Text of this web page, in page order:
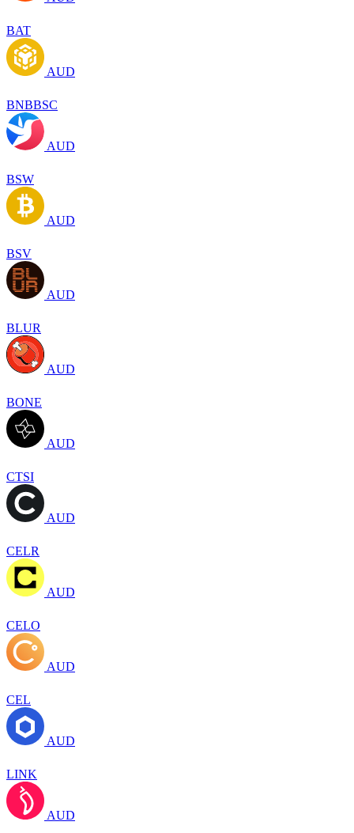
BAT
AUD
BNBBSC
AUD
BSW
AUD
BSV
AUD
BLUR
AUD
BONE
AUD
CTSI
AUD
CELR
AUD
CELO
AUD
CEL
AUD
LINK
AUD